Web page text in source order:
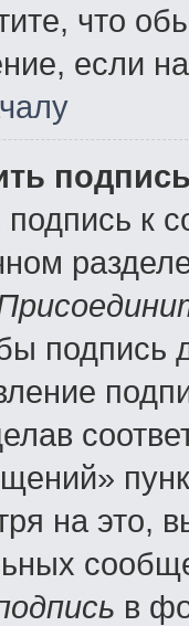
что
если
подпись к
подпись
на это,
в